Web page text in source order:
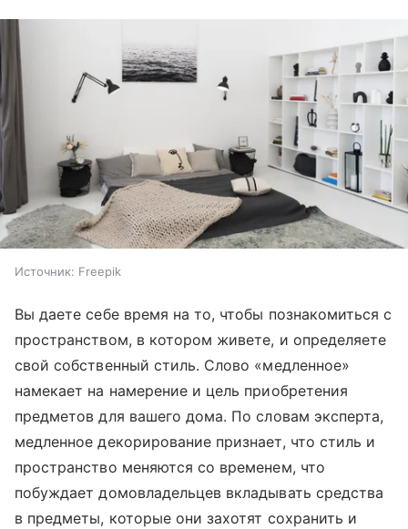
Источник: Freepik
Вы даете себе время на то, чтобы познакомиться с
пространством, в котором живете, и определяете
свой собственный стиль. Слово «медленное»
намекает на намерение и цель приобретения
предметов для вашего дома. По словам эксперта,
медленное декорирование признает, что стиль и
пространство меняются со временем, что
побуждает домовладельцев вкладывать средства
в предметы, которые они захотят сохранить и